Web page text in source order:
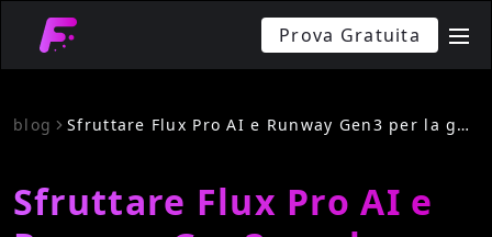
Prova Gratuita
blog Sfruttare Flux Pro AI e Runway Gen3 per la generazione avanzata di video AI da immagini
Sfruttare Flux Pro AI e